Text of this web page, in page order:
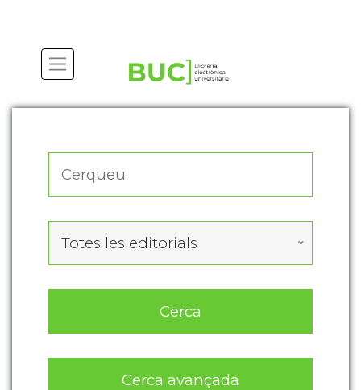
Totes les editorials
Cerca
Cerca avançada